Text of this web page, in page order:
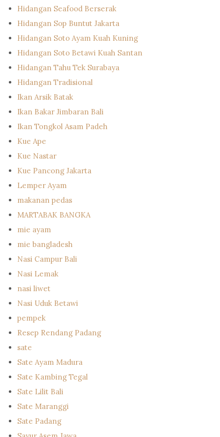
Hidangan Seafood Berserak
Hidangan Sop Buntut Jakarta
Hidangan Soto Ayam Kuah Kuning
Hidangan Soto Betawi Kuah Santan
Hidangan Tahu Tek Surabaya
Hidangan Tradisional
Ikan Arsik Batak
Ikan Bakar Jimbaran Bali
Ikan Tongkol Asam Padeh
Kue Ape
Kue Nastar
Kue Pancong Jakarta
Lemper Ayam
makanan pedas
MARTABAK BANGKA
mie ayam
mie bangladesh
Nasi Campur Bali
Nasi Lemak
nasi liwet
Nasi Uduk Betawi
pempek
Resep Rendang Padang
sate
Sate Ayam Madura
Sate Kambing Tegal
Sate Lilit Bali
Sate Maranggi
Sate Padang